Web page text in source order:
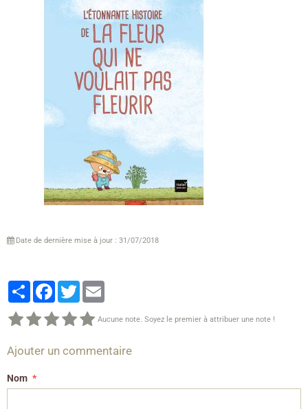
Date de dernière mise à jour : 31/07/2018
PartagerFacebook
Twitter
Aucune note. Soyez le premier à attribuer une note !
Ajouter un commentaire
Nom